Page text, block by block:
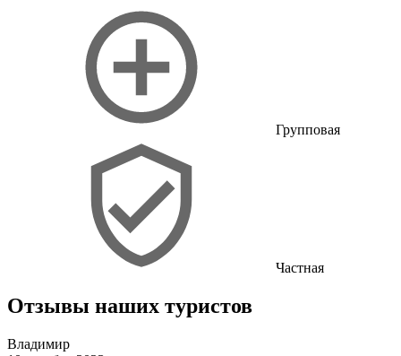
Групповая
Частная
Отзывы наших туристов
Владимир